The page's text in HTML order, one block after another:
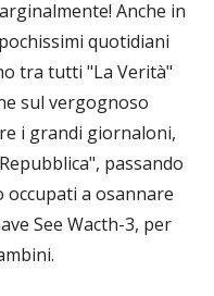
Anche in
quotidiani
tra tutti "La Verità"
sul vergognoso
i grandi giornaloni,
passando
a osannare
See Wacth-3, per